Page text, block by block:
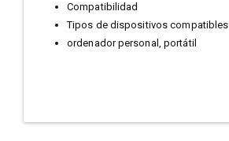
Compatibilidad
Tipos de dispositivos compatibles
ordenador personal, portátil